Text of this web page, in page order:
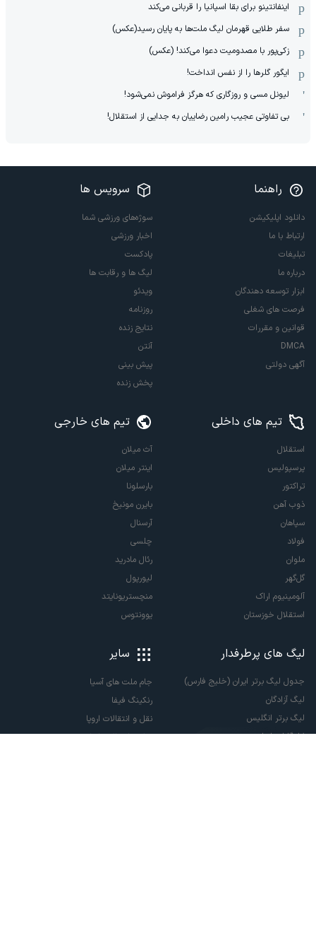
اینفانتینو برای بقا اسپانیا را قربانی می‌کند
سفر طلایی قهرمان لیگ ملت‌ها به پایان رسید(عکس)
زکی‌پور با مصدومیت دعوا می‌کند! (عکس)
ایگور گلرها را از نفس انداخت!
لیونل مسی و روزگاری که هرگز فراموش نمی‌شود!
بی تفاوتی عجیب رامین رضاییان به جدایی از استقلال!
راهنما
دانلود اپلیکیشن
ارتباط با ما
تبلیغات
درباره ما
ابزار توسعه دهندگان
فرصت های شغلی
قوانین و مقررات
DMCA
آگهی دولتی
سرویس ها
سوژه‌های ورزشی شما
اخبار ورزشی
پادکست
لیگ ها و رقابت ها
ویدئو
روزنامه
نتایج زنده
آنتن
پیش بینی
پخش زنده
تیم های داخلی
استقلال
پرسپولیس
تراکتور
ذوب آهن
سپاهان
فولاد
ملوان
گل‌گهر
آلومینیوم اراک
استقلال خوزستان
تیم های خارجی
آث میلان
اینتر میلان
بارسلونا
بایرن مونیخ
آرسنال
چلسی
رئال مادرید
لیورپول
منچستریونایتد
یوونتوس
لیگ های پرطرفدار
جدول لیگ برتر ایران (خلیج فارس)
لیگ آزادگان
لیگ برتر انگلیس
لالیگا اسپانیا
سایر
جام ملت های آسیا
رنکینگ فیفا
نقل و انتقالات اروپا
نقل و انتقالات ایران